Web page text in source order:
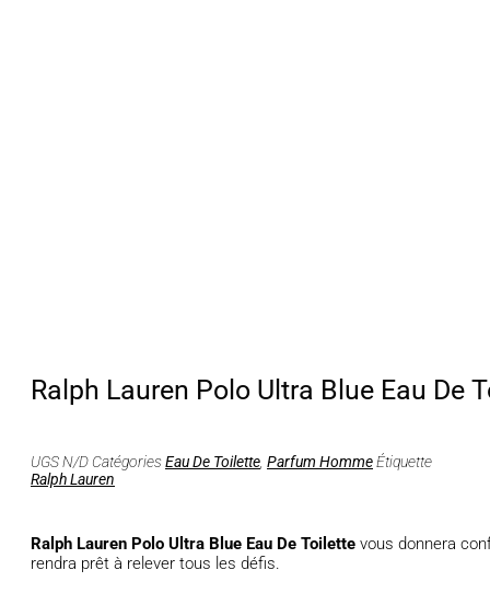
Ralph Lauren Polo Ultra Blue Eau De
UGSN/D CatégoriesEau De Toilette Parfum HommeÉtiquette
Ralph Lauren
Ralph Lauren Polo Ultra Blue Eau De Toilette vous donnera
rendra prêt à relever tous les défis.